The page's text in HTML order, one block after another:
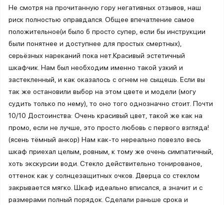
Не смотря на прочитанную гору негативных отзывов, наш
риск полностью оправдался. Общее впечатление самое
положительное(и было б просто супер, если бы инструкции
были понятнее и доступнее для простых смертных),
серьёзных нареканий пока нет.Красивый эстетичный
шкафчик. Нам был необходим именно такой узкий и
застекленный, и как оказалось с огнем не сыщешь. Если вы
так же остановили выбор на этом цвете и модели (могу
судить только по нему), то оно того однозначно стоит. Почти
10/10 Достоинства: Очень красивый цвет, такой же как на
промо, если не лучше, это просто любовь с первого взгляда!
(ясень тёмный анкор) Нам как-то нереально повезло весь
шкаф приехал целым, ровным, к тому же очень симпатичный,
хоть экскурсии води. Стекло действительно тонированое,
оттенок как у солнцезащитных очков. Дверца со стеклом
закрывается мягко. Шкаф идеально вписался, а значит и с
размерами полный порядок. Сделали раньше срока и